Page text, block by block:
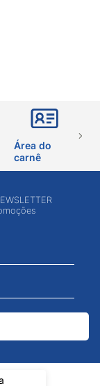
Área do
carnê